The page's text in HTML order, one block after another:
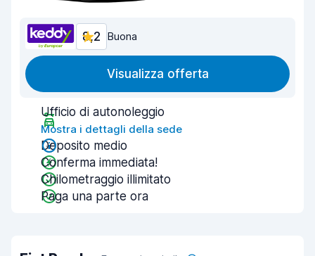
8,2 Buona
Visualizza offerta
Ufficio di autonoleggio
Mostra i dettagli della sede
Deposito medio
Conferma immediata!
Chilometraggio illimitato
Paga una parte ora